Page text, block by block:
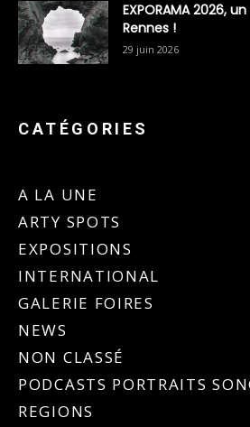
EXPORAMA 2026,
Rennes !
29 juin 2026
CATÉGORIES
A LA UNE
ARTY SPOTS
EXPOSITIONS
INTERNATIONAL
GALERIE FOIRES
NEWS
NON CLASSÉ
PODCASTS PORTRAITS
REGIONS